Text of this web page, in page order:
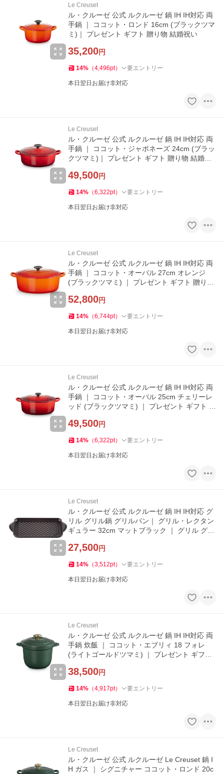
Le Creuset
ル・クルーゼ 公式 ルクルーゼ 鍋 IH IH対応 両
手鍋 ｜ ココット・ロンド 16cm (ブラックツマ
ミ)｜ プレゼント ギフト 贈り物 結婚祝い
35,200円
14% （4,496pt） 要エントリー
本日翌日お届け非対応
Le Creuset
ル・クルーゼ 公式 ルクルーゼ 鍋 IH IH対応 両
手鍋 ｜ ココット・ジャポネーズ 24cm (ブラッ
クツマミ)｜ プレゼント ギフト 贈り物 結婚祝
49,500円
14% （6,322pt） 要エントリー
本日翌日お届け非対応
Le Creuset
ル・クルーゼ 公式 ルクルーゼ 鍋 IH IH対応 両
手鍋 ｜ ココット・オーバル 27cm オレンジ
(ブラックツマミ) ｜ プレゼント ギフト 贈り物
52,800円
14% （6,744pt） 要エントリー
本日翌日お届け非対応
Le Creuset
ル・クルーゼ 公式 ルクルーゼ 鍋 IH IH対応 両
手鍋 ｜ ココット・オーバル 25cm チェリーレ
ッド (ブラックツマミ) ｜ プレゼント ギフト 贈
49,500円
14% （6,322pt） 要エントリー
本日翌日お届け非対応
Le Creuset
ル・クルーゼ 公式 ルクルーゼ 鍋 IH IH対応 グ
リル グリル鍋 グリルパン｜ グリル・レクタン
ギュラー 32cm マットブラック ｜ グリル グリ
27,500円
14% （3,512pt） 要エントリー
本日翌日お届け非対応
Le Creuset
ル・クルーゼ 公式 ルクルーゼ 鍋 IH IH対応 両
手鍋 炊飯 ｜ ココット・エブリィ 18 フォレ
(ライトゴールドツマミ) ｜ プレゼント ギフト
38,500円
14% （4,917pt） 要エントリー
本日翌日お届け非対応
Le Creuset
ル・クルーゼ 公式 ルクルーゼ Le Creuset 鍋 I
H ガス ｜ シグニチャー ココット・ロンド 20c